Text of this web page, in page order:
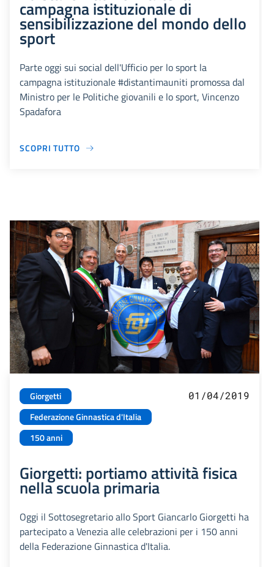
campagna istituzionale di
sensibilizzazione del mondo dello
sport
Parte oggi sui social dell'Ufficio per lo sport la
campagna istituzionale #distantimauniti promossa dal
Ministro per le Politiche giovanili e lo sport, Vincenzo
Spadafora
SCOPRI TUTTO
Giorgetti
Federazione Ginnastica d'Italia
150 anni
01/04/2019
Giorgetti: portiamo attività fisica
nella scuola primaria
Oggi il Sottosegretario allo Sport Giancarlo Giorgetti ha
partecipato a Venezia alle celebrazioni per i 150 anni
della Federazione Ginnastica d'Italia.